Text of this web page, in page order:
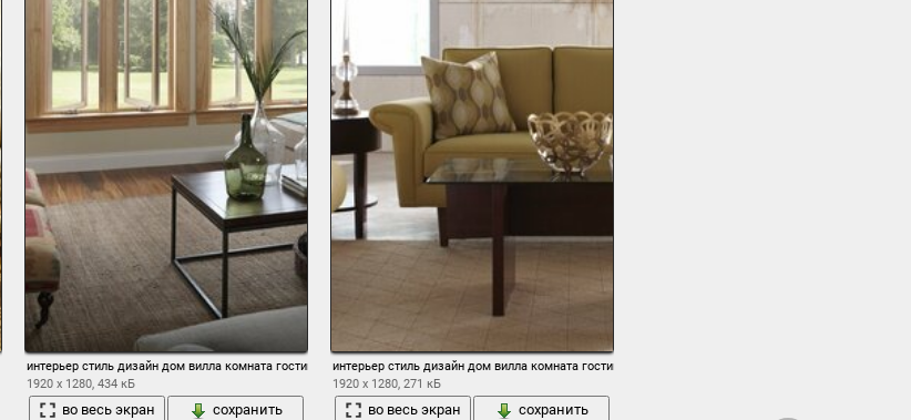
интерьер стиль дизайн дом вилла комната гостиная
1920 x 1280, 434 кБ
во весь экран сохранить
интерьер стиль дизайн дом вилла комната гостиная
1920 x 1280, 271 кБ
во весь экран сохранить